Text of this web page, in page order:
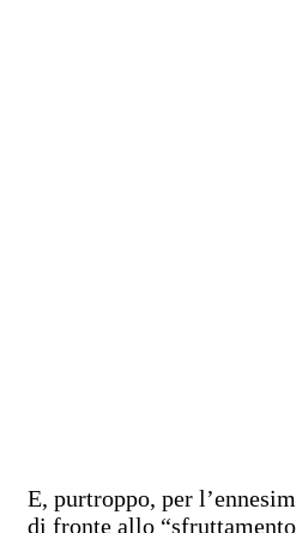
E, purtroppo, per
di fronte allo